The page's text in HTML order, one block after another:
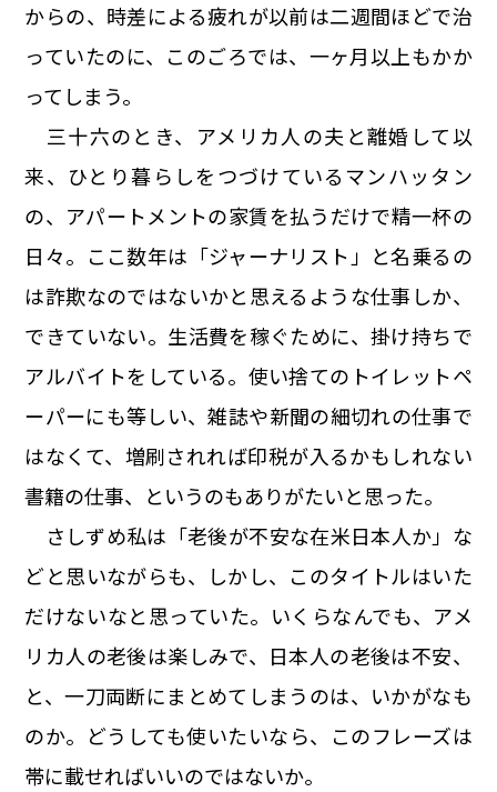
からの、時差による疲れが以前は二週間ほどで治
っていたのに、このごろでは、一ヶ月以上もかか
ってしまう。
三十六のとき、アメリカ人の夫と離婚して以
来、ひとり暮らしをつづけているマンハッタン
の、アパートメントの家賃を払うだけで精一杯の
日々。ここ数年は「ジャーナリスト」と名乗るの
は詐欺なのではないかと思えるような仕事しか、
できていない。生活費を稼ぐために、掛け持ちで
アルバイトをしている。使い捨てのトイレットペ
ーパーにも等しい、雑誌や新聞の細切れの仕事で
はなくて、増刷されれば印税が入るかもしれない
書籍の仕事、というのもありがたいと思った。
さしずめ私は「老後が不安な在米日本人か」な
どと思いながらも、しかし、このタイトルはいた
だけないなと思っていた。いくらなんでも、アメ
リカ人の老後は楽しみで、日本人の老後は不安、
と、一刀両断にまとめてしまうのは、いかがなも
のか。どうしても使いたいなら、このフレーズは
帯に載せればいいのではないか。